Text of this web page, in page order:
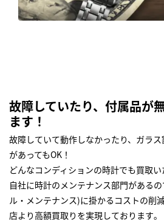
故障していたり、付属品が
ます！
故障していて動作しなかったり、ガラ
があってもOK！
どんなコンディションの時計でも買取い
自社に時計のメンテナンス部門がある
ル・メンテナンス)に掛かるコストの削
店より高額買取りを実現しております｡